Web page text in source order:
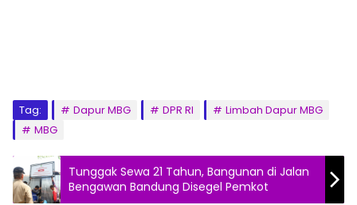
Tag: Dapur MBG DPR RI
Limbah Dapur MBG
MBG
Tunggak Sewa 21 Tahun, Bangunan di Jalan
Bengawan Bandung Disegel Pemkot